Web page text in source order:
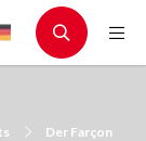
Der Farçon